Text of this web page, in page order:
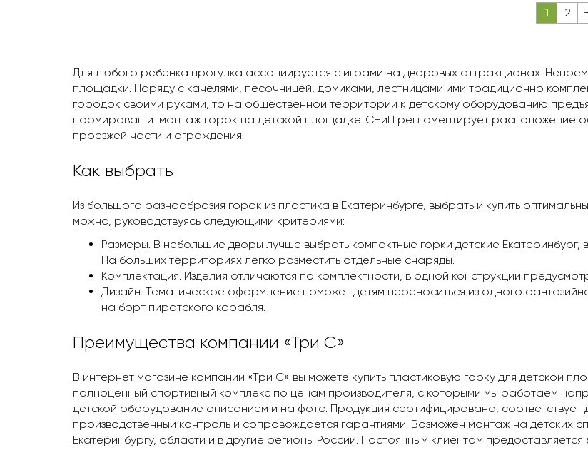
1 2
Для любого ребенка прогулка ассоциируется с играми на дворовых аттракционах.
площадки. Наряду с качелями, песочницей, домиками, лестницами ими традиционно
городок своими руками, то на общественной территории к детскому оборудованию
нормирован и монтаж горок на детской площадке. СНиП регламентирует расположение
проезжей части и ограждения.
Как выбрать
Из большого разнообразия горок из пластика в Екатеринбурге, выбрать и купить
можно, руководствуясь следующими критериями:
Размеры. В небольшие дворы лучше выбрать компактные горки детские Екатеринбург,
На больших территориях легко разместить отдельные снаряды.
Комплектация. Изделия отличаются по комплектности, в одной конструкции
Дизайн. Тематическое оформление поможет детям переноситься из одного
на борт пиратского корабля.
Преимущества компании «Три С»
В интернет магазине компании «Три С» вы можете купить пластиковую горку для детской
полноценный спортивный комплекс по ценам производителя, с которыми мы работаем
детской оборудование описанием и на фото. Продукция сертифицирована,
производственный контроль и сопровождается гарантиями. Возможен монтаж на детских
Екатеринбургу, области и в другие регионы России. Постоянным клиентам